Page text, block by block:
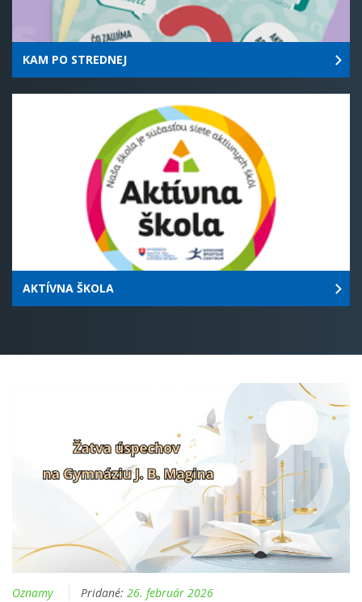
KAM PO STREDNEJ
AKTÍVNA ŠKOLA
Oznamy Pridané:26. február 2026